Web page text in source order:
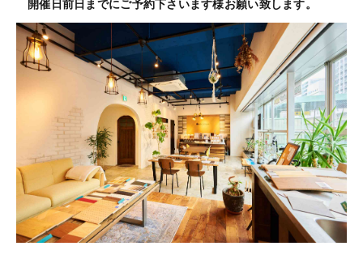
開催日前日までにご予約下さいます様お願い致します。